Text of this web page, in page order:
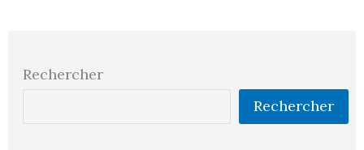
Rechercher
Rechercher